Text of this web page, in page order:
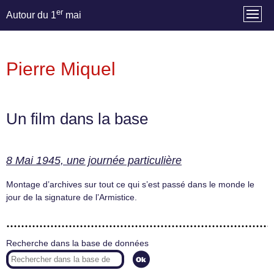
Autour du 1er mai
Pierre Miquel
Un film dans la base
8 Mai 1945, une journée particulière
Montage d’archives sur tout ce qui s’est passé dans le monde le
jour de la signature de l’Armistice.
Recherche dans la base de données